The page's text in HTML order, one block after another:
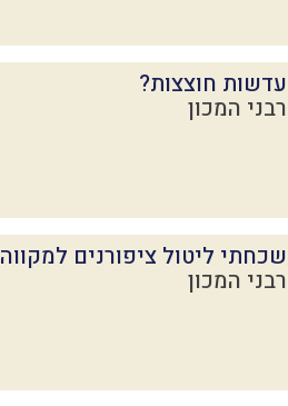
עדשות חוצצות?
רבני המכון
שכחתי ליטול ציפורנים למקווה
רבני המכון